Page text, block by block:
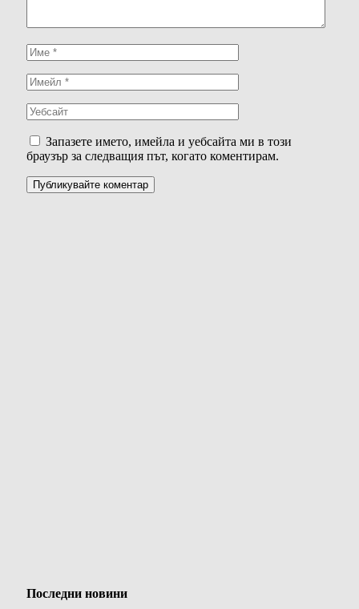
Запазете името, имейла и уебсайта ми в този
браузър за следващия път, когато коментирам.
Последни новини